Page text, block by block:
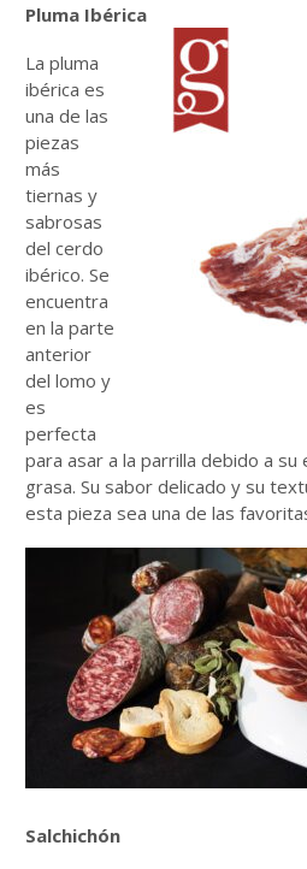
Pluma Ibérica
La pluma
ibérica es
una de las
piezas
más
tiernas y
sabrosas
del cerdo
ibérico. Se
encuentra
en la parte
anterior
del lomo y
es
perfecta
para asar a la parrilla debido a
grasa. Su sabor delicado y su
esta pieza sea una de las
Salchichón